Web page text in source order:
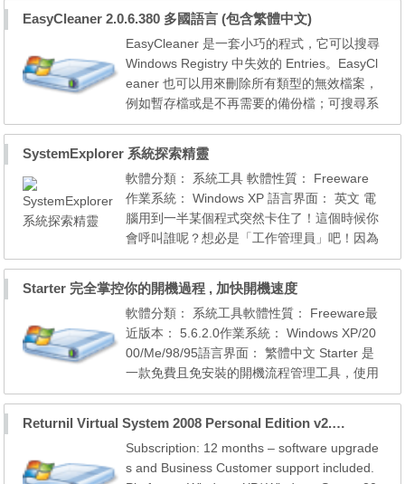
錄檔案的上的垃圾的速度亦相當快速，並具有
儲存備份及回存備份的功能。 The Registry is
a heart and soul of any Windows system. It c
ontains information that controls how your W
i...
EasyCleaner 2.0.6.380 多國語言 (包含繁體中文)
EasyCleaner 是一套小巧的程式，它可以搜尋
Windows Registry 中失效的 Entries。EasyCl
eaner 也可以用來刪除所有類型的無效檔案，
例如暫存檔或是不再需要的備份檔；可搜尋系
統中重覆的檔案；可顯示關於硬碟使用狀況的
實用資訊；它還可以管理 StartUp 程式、失效
的捷徑以及 "新增/移除程式" 清單。軟體的主
要特色如下。 * 非常容易使用的界面 * 搜尋失
效的 Registry Entries --> 刪除它們可提升電
腦...
SystemExplorer 系統探索精靈
軟體分類： 系統工具 軟體性質： Freeware
作業系統： Windows XP 語言界面： 英文 電
腦用到一半某個程式突然卡住了！這個時候你
會呼叫誰呢？想必是「工作管理員」吧！因為
使用者可以從中去瞭解每個程式的資源佔用情
形，並且還可以去終止特定的程序。但是你是
否曾覺得系統內建的「工作管理員」功能太過
於陽春，實在有愧於管理員這個頭銜呢？那麼
趕緊來試試 SystemExplorer ，讓它來取代你
電腦的管理員...
Starter 完全掌控你的開機過程 , 加快開機速度
軟體分類： 系統工具軟體性質： Freeware最
近版本： 5.6.2.0作業系統： Windows XP/20
00/Me/98/95語言界面： 繁體中文 Starter 是
一款免費且免安裝的開機流程管理工具，使用
者只要將下載的檔案直接解壓縮就能夠使用
開機過程中，究竟有哪些程式會被執行，進而
從這些被執行的程式中，去除你完全不需要的
程式，如此一來，開機時所要執行的程式減
Returnil Virtual System 2008 Personal Edition v2.0 中文版
Subscription: 12 months – software upgrade
s and Business Customer support included.